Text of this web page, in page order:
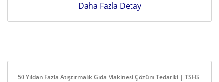
Daha Fazla Detay
50 Yıldan Fazla Atıştırmalık Gıda Makinesi Çözüm Tedariki | TSHS